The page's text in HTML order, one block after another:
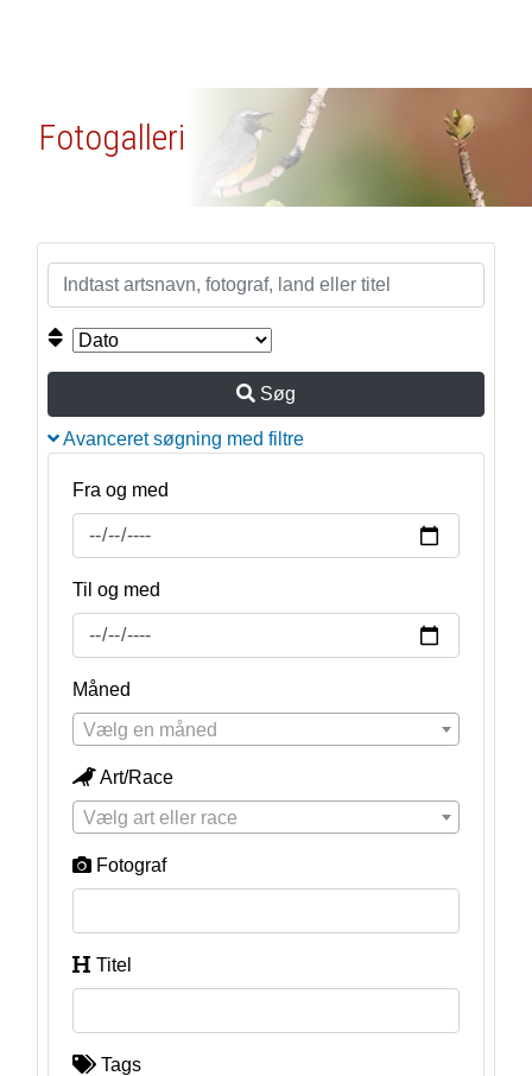
Fotogalleri
Søg
Avanceret søgning med filtre
Fra og med
Til og med
Måned
Vælg en måned
Art/Race
Vælg art eller race
Fotograf
Titel
Tags